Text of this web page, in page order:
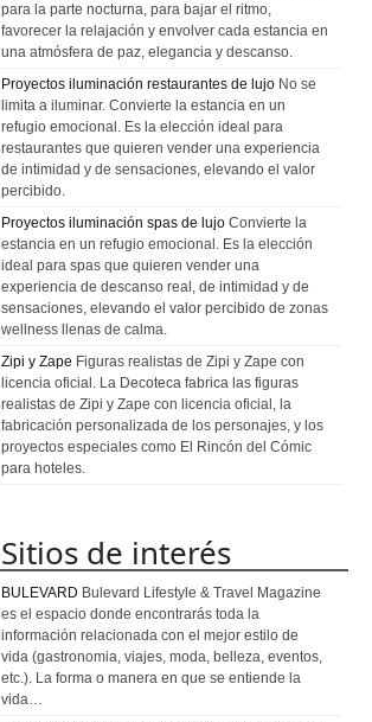
para la parte nocturna, para bajar el ritmo,
favorecer la relajación y envolver cada estancia en
una atmósfera de paz, elegancia y descanso.
Proyectos iluminación restaurantes de lujo No se
limita a iluminar. Convierte la estancia en un
refugio emocional. Es la elección ideal para
restaurantes que quieren vender una experiencia
de intimidad y de sensaciones, elevando el valor
percibido.
Proyectos iluminación spas de lujo Convierte la
estancia en un refugio emocional. Es la elección
ideal para spas que quieren vender una
experiencia de descanso real, de intimidad y de
sensaciones, elevando el valor percibido de zonas
wellness llenas de calma.
Zipi y Zape Figuras realistas de Zipi y Zape con
licencia oficial. La Decoteca fabrica las figuras
realistas de Zipi y Zape con licencia oficial, la
fabricación personalizada de los personajes, y los
proyectos especiales como El Rincón del Cómic
para hoteles.
Sitios de interés
BULEVARD Bulevard Lifestyle & Travel Magazine
es el espacio donde encontrarás toda la
información relacionada con el mejor estilo de
vida (gastronomia, viajes, moda, belleza, eventos,
etc.). La forma o manera en que se entiende la
vida…